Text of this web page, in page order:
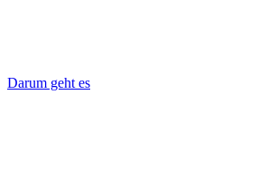
Darum geht es